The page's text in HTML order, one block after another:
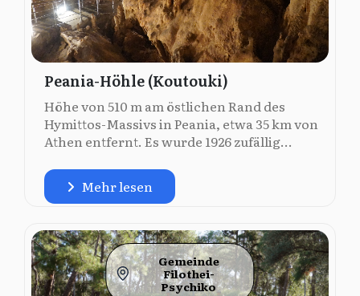
Peania-Höhle (Koutouki)
Höhe von 510 m am östlichen Rand des
Hymittos-Massivs in Peania, etwa 35 km von
Athen entfernt. Es wurde 1926 zufällig...
Mehr lesen
Gemeinde
Filothei-
Psychiko